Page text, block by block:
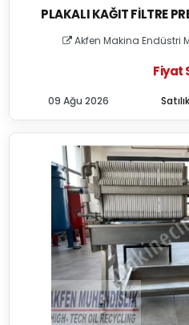
PLAKALI KAĞIT FILTRE
Akfen Makina Endüstri
Fiyat
09 Ağu 2026